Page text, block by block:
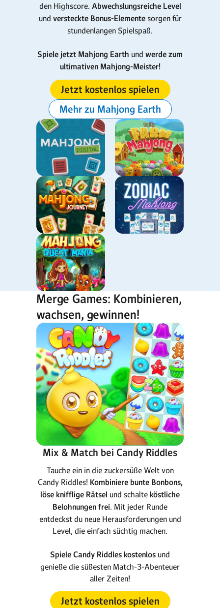
den Highscore. Abwechslungsreiche Level
und versteckte Bonus-Elemente sorgen für
stundenlangen Spielspaß.
Spiele jetzt Mahjong Earth und werde zum
ultimativen Mahjong-Meister!
Jetzt kostenlos spielen
Mehr zu Mahjong Earth
Merge Games: Kombinieren,
wachsen, gewinnen!
Mix & Match bei Candy Riddles
Tauche ein in die zuckersüße Welt von
Candy Riddles! Kombiniere bunte Bonbons,
löse knifflige Rätsel und schalte köstliche
Belohnungen frei. Mit jeder Runde
entdeckst du neue Herausforderungen und
Level, die einfach süchtig machen.
Spiele Candy Riddles kostenlos und
genieße die süßesten Match-3-Abenteuer
aller Zeiten!
Jetzt kostenlos spielen